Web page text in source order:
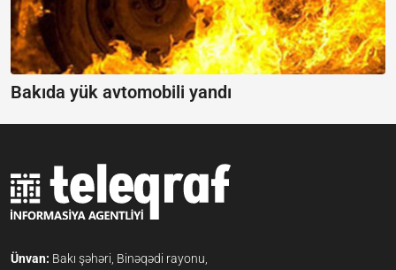
Bakıda yük avtomobili yandı
Ünvan: Bakı şəhəri, Binəqədi rayonu,